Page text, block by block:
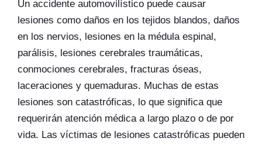
Un accidente automovilístico puede causar
lesiones como daños en los tejidos blandos, daños
en los nervios, lesiones en la médula espinal,
parálisis, lesiones cerebrales traumáticas,
conmociones cerebrales, fracturas óseas,
laceraciones y quemaduras. Muchas de estas
lesiones son catastróficas, lo que significa que
requerirán atención médica a largo plazo o de por
vida. Las víctimas de lesiones catastróficas pueden